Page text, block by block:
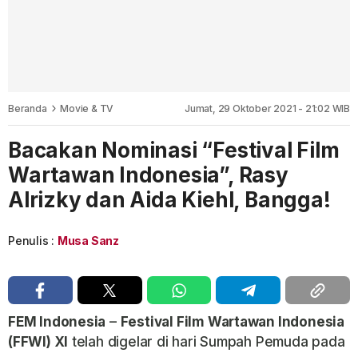
Beranda Movie & TV Jumat, 29 Oktober 2021 - 21:02 WIB
Bacakan Nominasi “Festival Film
Wartawan Indonesia”, Rasy
Alrizky dan Aida Kiehl, Bangga!
Penulis : Musa Sanz
FEM Indonesia – Festival Film Wartawan Indonesia
( FFWI) XI telah digelar di hari Sumpah Pemuda pada